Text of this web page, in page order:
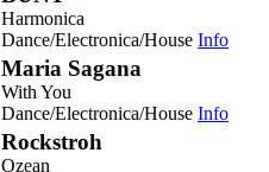
Harmonica
Dance/Electronica/House Info
Maria Sagana
With You
Dance/Electronica/House Info
Rockstroh
Ozean